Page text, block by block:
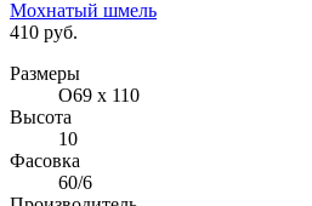
Мохнатый шмель
410 руб.
Размеры
O69 х 110
Высота
10
Фасовка
60/6